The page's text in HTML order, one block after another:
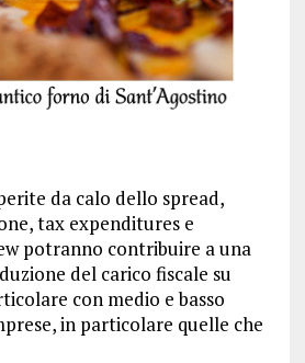
da calo dello spread,
tax expenditures e
potranno contribuire a una
del carico fiscale su
con medio e basso
in particolare quelle che